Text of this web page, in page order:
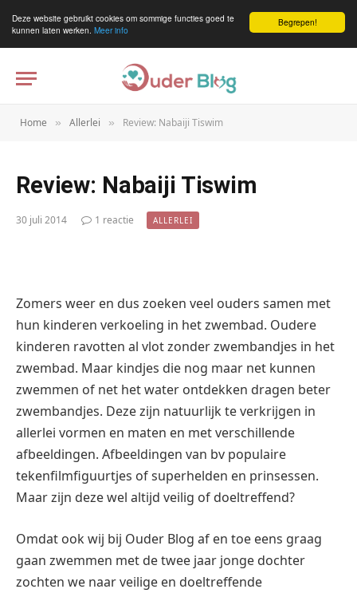
Begrepen!
Deze website gebruikt cookies om sommige functies goed te
kunnen laten werken. Meer info
Home » Allerlei » Review: Nabaiji Tiswim
Review: Nabaiji Tiswim
30 juli 2014 1 reactie ALLERLEI
Zomers weer en dus zoeken veel ouders samen met
hun kinderen verkoeling in het zwembad. Oudere
kinderen ravotten al vlot zonder zwembandjes in het
zwembad. Maar kindjes die nog maar net kunnen
zwemmen of net het water ontdekken dragen beter
zwembandjes. Deze zijn natuurlijk te verkrijgen in
allerlei vormen en maten en met verschillende
afbeeldingen. Afbeeldingen van bv populaire
tekenfilmfiguurtjes of superhelden en prinsessen.
Maar zijn deze wel altijd veilig of doeltreffend?
Omdat ook wij bij Ouder Blog af en toe eens graag
gaan zwemmen met de twee jaar jonge dochter
zochten we naar veilige en doeltreffende